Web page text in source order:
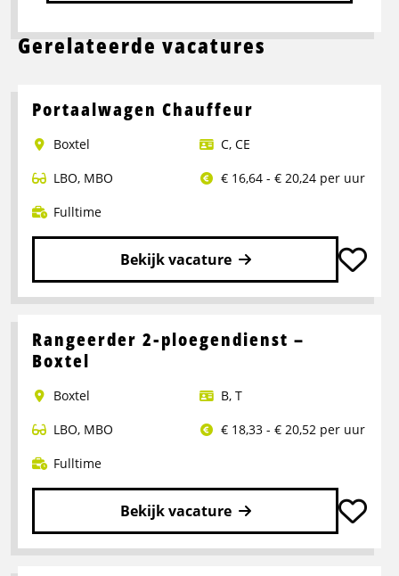
Gerelateerde vacatures
Portaalwagen Chauffeur
Boxtel C, CE
LBO, MBO
€ 16,64 - € 20,24 per uur
Fulltime
Bekijk vacature
Lees
over
Portaalwagen
Rangeerder 2-ploegendienst –
Boxtel
Boxtel B, T
LBO, MBO
€ 18,33 - € 20,52 per uur
Fulltime
Bekijk vacature
Lees